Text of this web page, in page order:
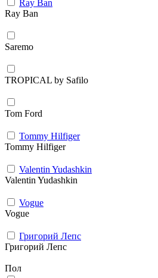
Ray Ban
Ray Ban
Saremo
TROPICAL by Safilo
Tom Ford
Tommy Hilfiger
Tommy Hilfiger
Valentin Yudashkin
Valentin Yudashkin
Vogue
Vogue
Григорий Лепс
Григорий Лепс
Пол